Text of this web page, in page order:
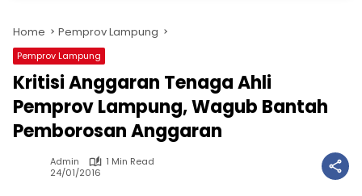
Home Pemprov Lampung
Pemprov Lampung
Kritisi Anggaran Tenaga Ahli
Pemprov Lampung, Wagub Bantah
Pemborosan Anggaran
Admin
1 Min Read
24/01/2016